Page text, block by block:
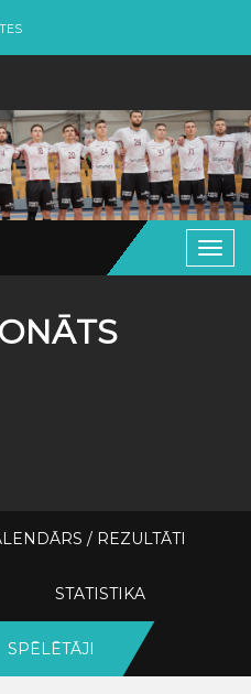
/ REZULTĀTI
STATISTIKA
SPĒLĒTĀJI